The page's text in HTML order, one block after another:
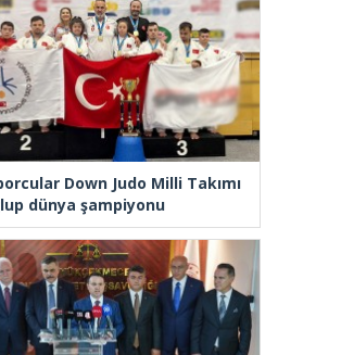
Down Judo Milli Takımı
dünya şampiyonu